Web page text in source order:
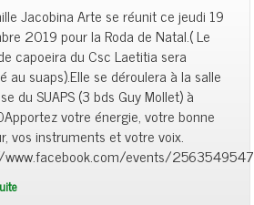
Jacobina Arte se réunit ce jeudi 19
2019 pour la Roda de Natal.( Le
capoeira du Csc Laetitia sera
au suaps).Elle se déroulera à la salle
du SUAPS (3 bds Guy Mollet) à
votre énergie, votre bonne
vos instruments et votre voix.
www.facebook.com/events/